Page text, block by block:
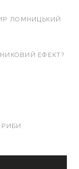
ЛОМНИЦЬКИЙ
ЕФЕКТ?
РИБИ